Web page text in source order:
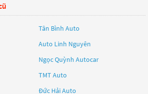
Tân Bình Auto
Auto Linh Nguyên
Ngọc Quỳnh Autocar
TMT Auto
Đức Hải Auto